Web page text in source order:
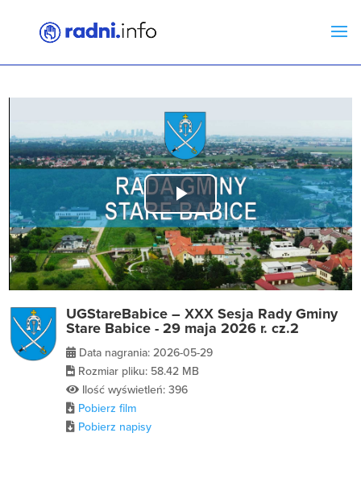
Play
Video
UGStareBabice – XXX Sesja Rady Gminy
Stare Babice - 29 maja 2026 r. cz.2
Data nagrania: 2026-05-29
Rozmiar pliku: 58.42 MB
Ilość wyświetleń: 396
Pobierz film
Pobierz napisy